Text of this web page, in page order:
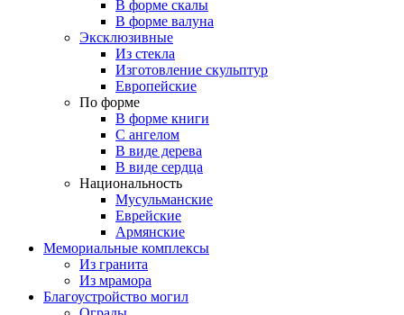
В форме скалы
В форме валуна
Эксклюзивные
Из стекла
Изготовление скульптур
Европейские
По форме
В форме книги
С ангелом
В виде дерева
В виде сердца
Национальность
Мусульманские
Еврейские
Армянские
Мемориальные комплексы
Из гранита
Из мрамора
Благоустройство могил